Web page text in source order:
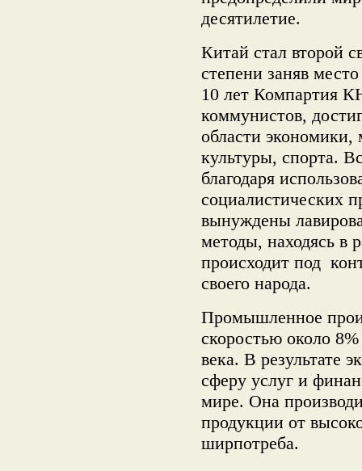
десятилетие.
Китай стал второй
степени заняв
10 лет Компартия
коммунистов,
области экономики,
культуры, спорта.
благодаря
социалистических
вынуждены
методы, находясь в
происходит под
своего народа.
Промышленное
скоростью около
века. В результате
сферу услуг и
мире. Она
продукции от
ширпотреба.